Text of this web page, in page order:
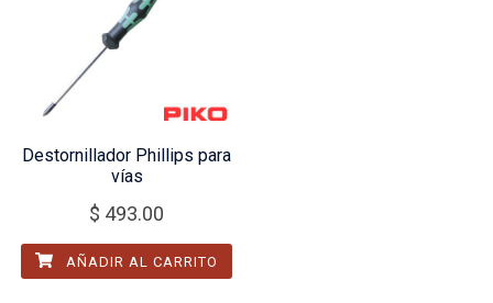
Destornillador Phillips para
vías
$ 493.00
AÑADIR AL CARRITO